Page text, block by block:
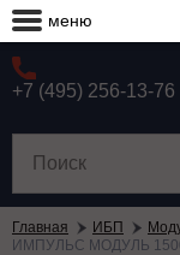
меню
+7 (495) 256-13-76
Главная ИБП
ИМПУЛЬС МОДУЛЬ